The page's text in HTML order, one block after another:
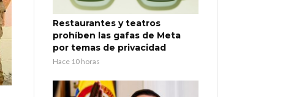
Restaurantes y teatros
prohíben las gafas de Meta
por temas de privacidad
Hace 10 horas